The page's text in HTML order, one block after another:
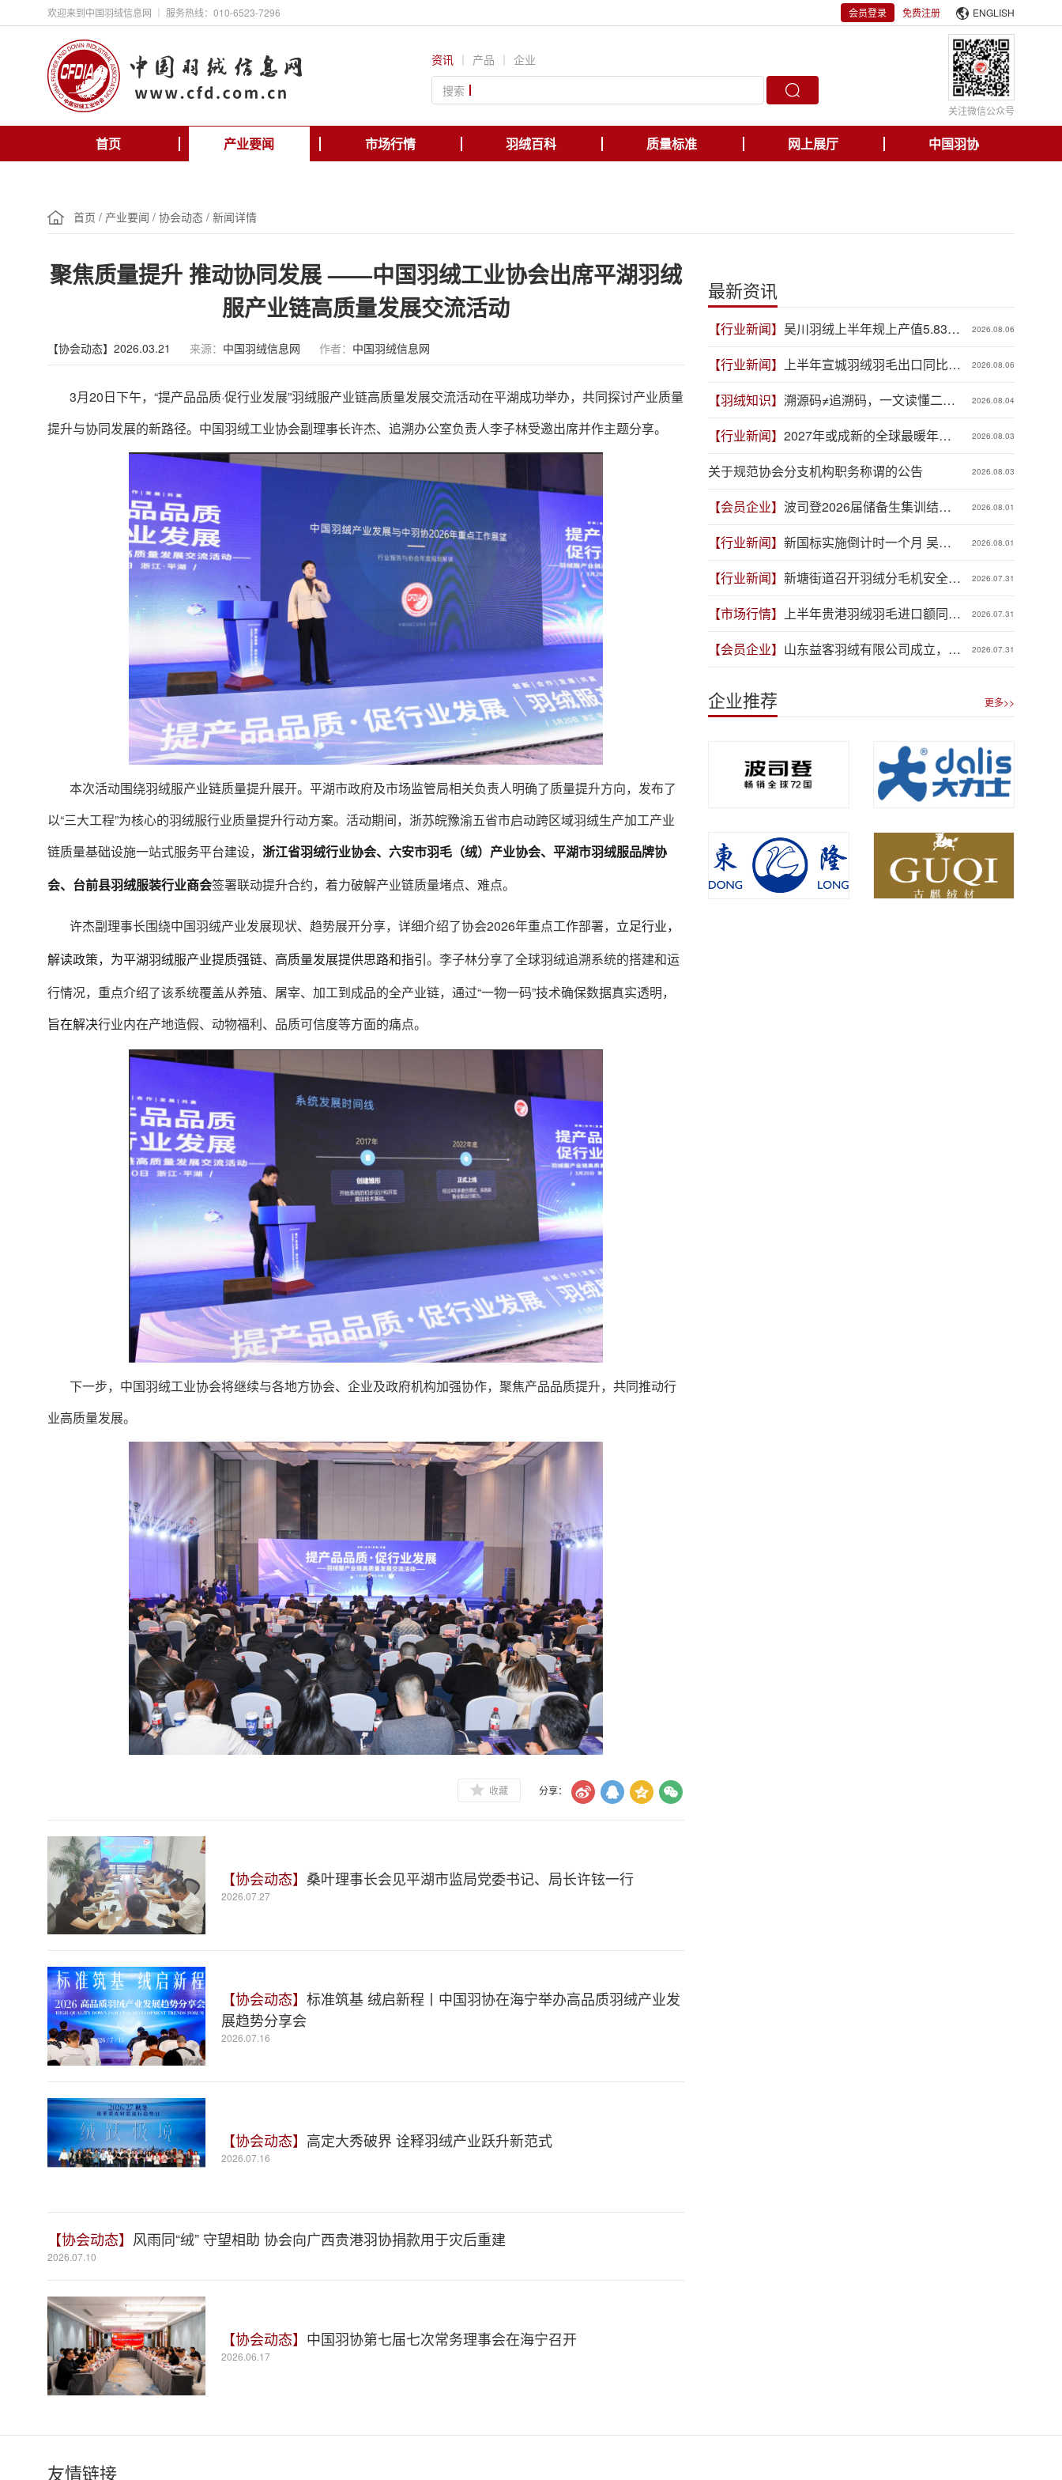
欢迎来到中国羽绒信息网 ｜ 服务热线：010-6523-7296 会员登录 免费注册 ENGLISH
资讯 ｜ 产品 ｜ 企业
搜索
关注微信公众号
首页 产业要闻 市场行情 羽绒百科 质量标准 网上展厅 中国羽协
首页 / 产业要闻 / 协会动态 / 新闻详情
聚焦质量提升 推动协同发展 ——中国羽绒工业协会出席平湖羽绒
服产业链高质量发展交流活动
【协会动态】2026.03.21 来源： 中国羽绒信息网 作者： 中国羽绒信息网
3月20日下午，“提产品品质·促行业发展”羽绒服产业链高质量发展交流活动在平湖成功举办，共同探讨产业质量
提升与协同发展的新路径。中国羽绒工业协会副理事长许杰、追溯办公室负责人李子林受邀出席并作主题分享。
本次活动围绕羽绒服产业链质量提升展开。平湖市政府及市场监管局相关负责人明确了质量提升方向，发布了
以“三大工程”为核心的羽绒服行业质量提升行动方案。活动期间，浙苏皖豫渝五省市启动跨区域羽绒生产加工产业
链质量基础设施一站式服务平台建设， 浙江省羽绒行业协会、六安市羽毛（绒）产业协会、平湖市羽绒服品牌协
会、台前县羽绒服装行业商会签署联动提升合约，着力破解产业链质量堵点、难点。
许杰副理事长围绕中国羽绒产业发展现状、趋势展开分享，详细介绍了协会2026年重点工作部署， 立足行业，
解读政策，为平湖羽绒服产业提质强链、高质量发展提供思路和指引 。李子林分享了全球羽绒追溯系统的搭建和运
行情况，重点介绍了该系统覆盖从养殖、屠宰、加工到成品的全产业链，通过“一物一码”技术确保数据真实透明，
旨在解决行业内在产地造假、动物福利、品质可信度等方面的痛点。
下一步，中国羽绒工业协会将继续与各地方协会、企业及政府机构加强协作，聚焦产品品质提升，共同推动行
业高质量发展。
收藏 分享：
【协会动态】 桑叶理事长会见平湖市监局党委书记、局长许铉一行
2026.07.27
【协会动态】 标准筑基 绒启新程丨中国羽协在海宁举办高品质羽绒产业发
展趋势分享会
2026.07.16
【协会动态】 高定大秀破界 诠释羽绒产业跃升新范式
2026.07.16
【协会动态】 风雨同“绒” 守望相助 协会向广西贵港羽协捐款用于灾后重建
2026.07.10
【协会动态】 中国羽协第七届七次常务理事会在海宁召开
2026.06.17
最新资讯
【行业新闻】 吴川羽绒上半年规上产值5.83亿
元，同比增长19.3%
2026.08.06
【行业新闻】 上半年宣城羽绒羽毛出口同比增
长41.9%
2026.08.06
【羽绒知识】 溯源码≠追溯码，一文读懂二者
区别
2026.08.04
【行业新闻】 2027年或成新的全球最暖年
份，对羽绒产业有何影响？
2026.08.03
关于规范协会分支机构职务称谓的公告 2026.08.03
【会员企业】 波司登2026届储备生集训结
营，青春力量赋能品牌新程
2026.08.01
【行业新闻】 新国标实施倒计时一个月 吴川
羽绒企业集体“抢跑”新规
2026.08.01
【行业新闻】 新塘街道召开羽绒分毛机安全生
产专项整治推进会
2026.07.31
【市场行情】 上半年贵港羽绒羽毛进口额同比
增长88.1%
2026.07.31
【会员企业】 山东益客羽绒有限公司成立，加
码羽毛绒制品全产业链布局
2026.07.31
企业推荐 更多>>
友情链接